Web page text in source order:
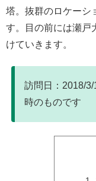
塔。抜群のロケーシ
す。目の前には瀬戸
けていきます。
訪問日：2018/
時のものです